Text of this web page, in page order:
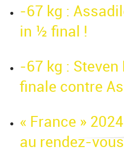
-67 kg :
in ½ final !
-67 kg :
finale contre
« France »
au rendez-vous